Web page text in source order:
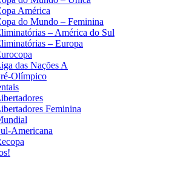
América
do Mundo – Feminina
– América do Sul
– Europa
das Nações A
Olímpico
Feminina
Americana